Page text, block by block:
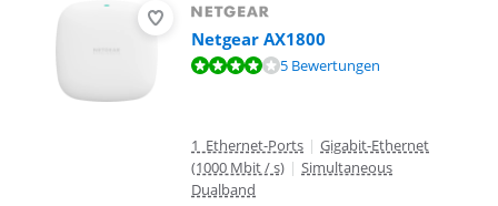
Netgear AX1800
Bewertet mit 7,8 von 10, basierend auf 5 Bewertungen.
5 Bewertungen
1 Ethernet-Ports | Gigabit-Ethernet
(1000 Mbit / s) | Simultaneous
Dualband